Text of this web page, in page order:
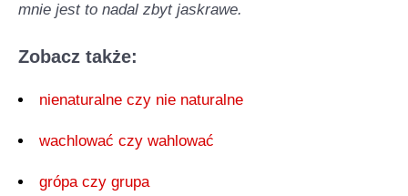
mnie jest to nadal zbyt jaskrawe.
Zobacz także:
nienaturalne czy nie naturalne
wachlować czy wahlować
grópa czy grupa